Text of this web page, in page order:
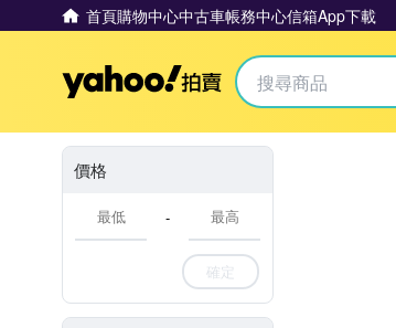
首頁購物中心中古車帳務中心信箱App下載
Yahoo拍賣
價格
-
確定